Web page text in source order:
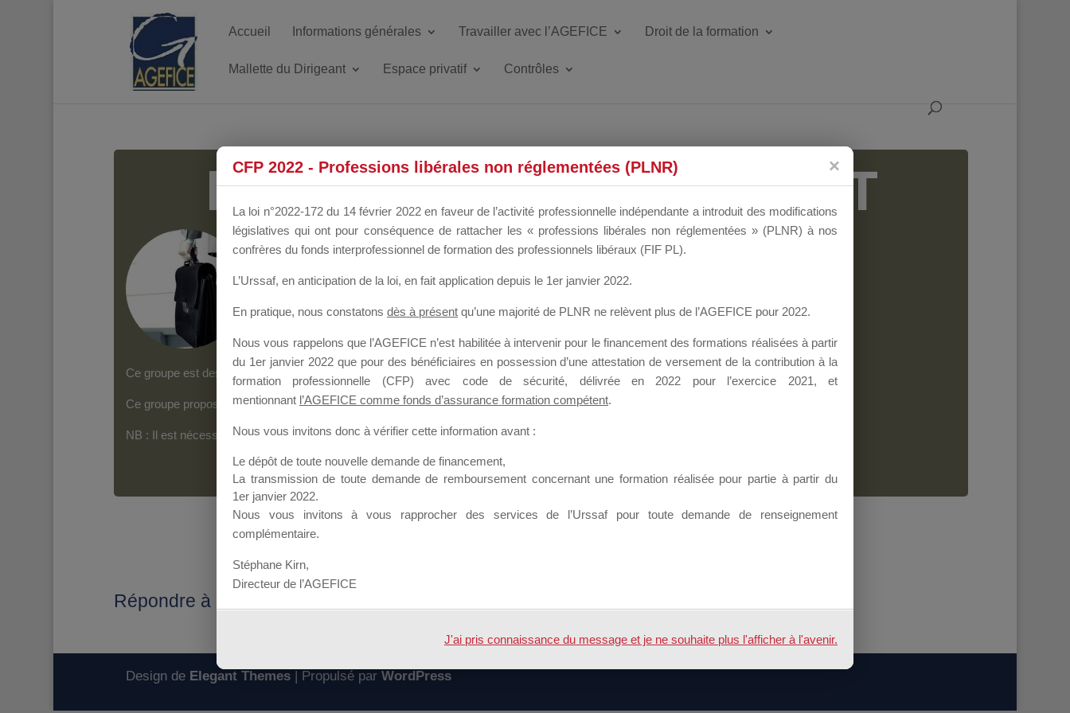
Accueil Informations générales Travailler avec l’AGEFICE Droit de la formation
Mallette du Dirigeant Espace privatif Contrôles
MALLETTE DU DIRIGEANT
Groupe Public il y a un mois
Ce groupe est destiné aux Organismes de Formation qui souhaitent répondre à l’Appel à Propositions Mallette du Dirigeant.
Ce groupe propose un forum dédié au support sur lequel il est possible de laisser un message ou poser une question.
NB : Il est nécessaire d’êtreinscrit(e)pour pouvoir rejoindre ce groupe
Répondre à : Offre incomplète CCI Nîmes
Design de Elegant Themes| Propulsé par WordPress
CFP 2022 - Professions libérales non réglementées (PLNR)
La loi n°2022-172 du 14 février 2022 en faveur de l’activité professionnelle indépendante a introduit des modifications
législatives qui ont pour conséquence de rattacher les « professions libérales non réglementées » (PLNR) à nos
confrères du fonds interprofessionnel de formation des professionnels libéraux (FIF PL).
L’Urssaf, en anticipation de la loi, en fait application depuis le 1er janvier 2022.
En pratique, nous constatons dès à présent qu’une majorité de PLNR ne relèvent plus de l’AGEFICE pour 2022.
Nous vous rappelons que l’AGEFICE n’est habilitée à intervenir pour le financement des formations réalisées à partir
du 1er janvier 2022 que pour des bénéficiaires en possession d’une attestation de versement de la contribution à la
formation professionnelle (CFP) avec code de sécurité, délivrée en 2022 pour l’exercice 2021, et
mentionnant l’AGEFICE comme fonds d’assurance formation compétent.
Nous vous invitons donc à vérifier cette information avant :
Le dépôt de toute nouvelle demande de financement,
La transmission de toute demande de remboursement concernant une formation réalisée pour partie à partir du
1er janvier 2022.
Nous vous invitons à vous rapprocher des services de l’Urssaf pour toute demande de renseignement
complémentaire.
Stéphane Kirn,
Directeur de l’AGEFICE
J'ai pris connaissance du message et je ne souhaite plus l'afficher à l'avenir.